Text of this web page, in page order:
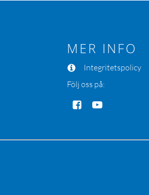
MER INFO
Integritetspolicy
Följ oss på: